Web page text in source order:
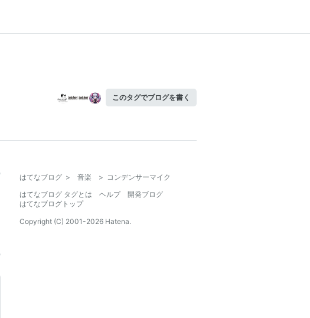
このタグでブログを書く
はてなブログ > 音楽 > コンデンサーマイク
はてなブログ タグとは
ヘルプ
開発ブログ
はてなブログトップ
Copyright (C) 2001-2026 Hatena.